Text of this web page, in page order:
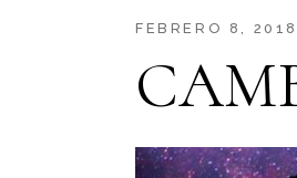
FEBRERO 8, 2018